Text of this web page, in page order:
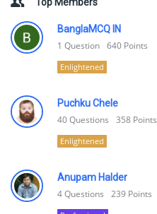
BanglaMCQ IN
1 Question 640 Points
Enlightened
Puchku Chele
40Questions 358 Points
Enlightened
Anupam Halder
4Questions 239 Points